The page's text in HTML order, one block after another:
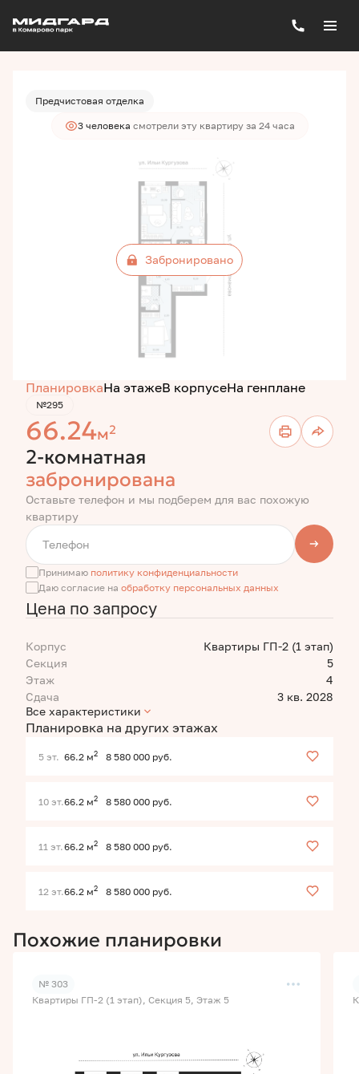
2-комнатная Цена по запросу
Предчистовая отделка
3 человекa смотрели эту квартиру за 24 часа
Забронировано
ПланировкаНа этажеВ корпусеНа генплане
№295
66.24м2
2-комнатная
забронирована
Оставьте телефон и мы подберем для вас похожую
квартиру
Принимаю политику конфиденциальности
Даю согласие на обработку персональных данных
Цена по запросу
Корпус
Квартиры ГП-2 (1 этап)
Секция
5
Этаж
4
Сдача
3 кв. 2028
Все характеристики
Планировка на других этажах
5 эт. 66.2 м2 8 580 000 руб.
10 эт.66.2 м2 8 580 000 руб.
11 эт.66.2 м2 8 580 000 руб.
12 эт.66.2 м2 8 580 000 руб.
Похожие планировки
№ 303
Квартиры ГП-2 (1 этап), Секция 5, Этаж 5